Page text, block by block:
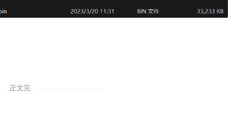
正文完